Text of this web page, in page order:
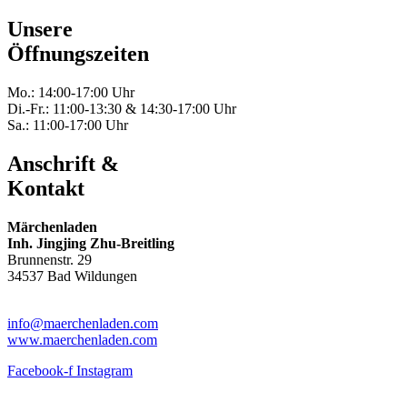
Unsere
Öffnungszeiten
Mo.: 14:00-17:00 Uhr
Di.-Fr.: 11:00-13:30 & 14:30-17:00 Uhr
Sa.: 11:00-17:00 Uhr
Anschrift &
Kontakt
Märchenladen
Inh. Jingjing Zhu-Breitling
Brunnenstr. 29
34537 Bad Wildungen
info@maerchenladen.com
www.maerchenladen.com
Facebook-f Instagram